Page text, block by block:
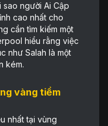
người Ai Cập
cao nhất cho
cần tìm kiếm một
hiểu rằng việc
như Salah là một
kém.
vàng tiềm
nhất tại vùng